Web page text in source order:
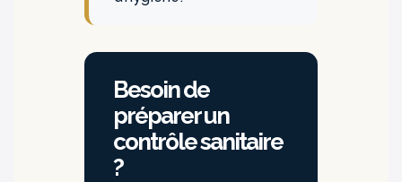
Besoin de
préparer un
contrôle sanitaire
?